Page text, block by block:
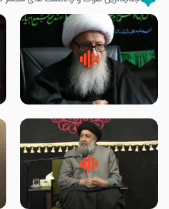
زوّار اربعین امام حسین (علیه
السلام) با این اشتیاق به زیارت
لقب حضرت رقیه سلام الله علیها به
چه معناست – حجت الاسلام علوی